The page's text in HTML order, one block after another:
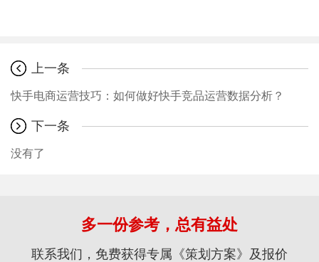
上一条
快手电商运营技巧：如何做好快手竞品运营数据分析？
下一条
没有了
多一份参考，总有益处
联系我们，免费获得专属《策划方案》及报价